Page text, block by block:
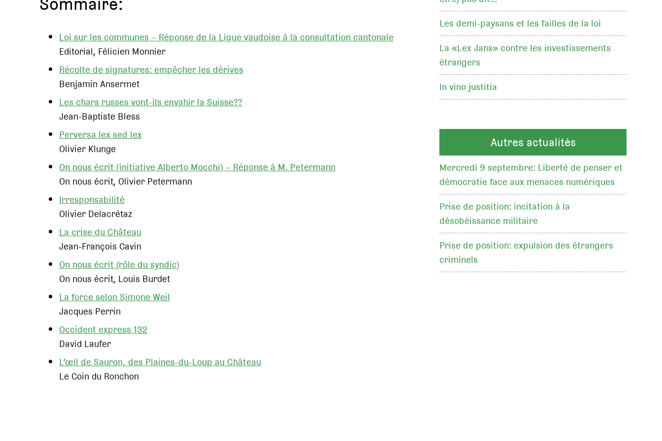
Loi sur les communes – Réponse de la Ligue vaudoise à la consultation cantonale
Editorial, Félicien Monnier
Récolte de signatures: empêcher les dérives
Benjamin Ansermet
Les chars russes vont-ils envahir la Suisse??
Jean-Baptiste Bless
Perversa lex sed lex
Olivier Klunge
On nous écrit (initiative Alberto Mocchi) – Réponse à M. Petermann
On nous écrit, Olivier Petermann
Irresponsabilité
Olivier Delacrétaz
La crise du Château
Jean-François Cavin
On nous écrit (rôle du syndic)
On nous écrit, Louis Burdet
La force selon Simone Weil
Jacques Perrin
Occident express 132
David Laufer
L’œil de Sauron, des Plaines-du-Loup au Château
Le Coin du Ronchon
Les demi-paysans et les failles de la loi
La «Lex Jans» contre les investissements
étrangers
In vino justitia
Autres actualités
Mercredi 9 septembre: Liberté de penser et
démocratie face aux menaces numériques
Prise de position: incitation à la
désobéissance militaire
Prise de position: expulsion des étrangers
criminels